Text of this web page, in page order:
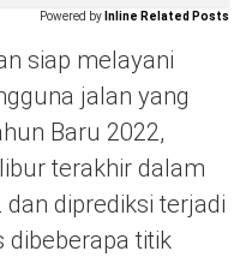
Powered by Inline Related Posts
siap melayani
jalan yang
Baru 2022,
terakhir dalam
diprediksi terjadi
dibeberapa titik